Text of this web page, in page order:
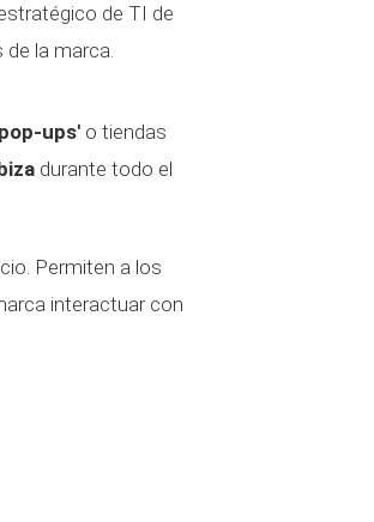
de TI de
la marca.
ups' o tiendas
durante todo el
Permiten a los
interactuar con